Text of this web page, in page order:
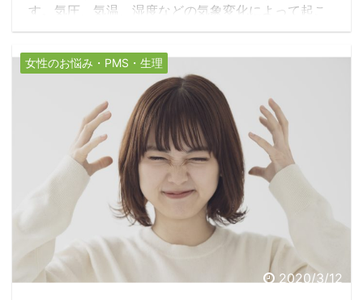
す。気圧、気温、湿度などの気象変化によって起こ
る不調。湿度が急激に上昇すると自律神経のバラン
スが乱れ、体調を崩しやすくなります。梅雨の時期
は体調や気分の優れない日が続いたり、肩こりや首
こりがひどくなるといった不調をお持ちの方も多い
と思います。身体にとって気象変化は、大きなスト
レスになります。特に季節の変化の影響を女性は受
けやすく、女性の方が男性よりも多いそうです。ど
うしたら症状を出にくくすることができるのか？そ
のポイントは、生活習慣の見直しとセルフケアにあ
るかもしれません。
女性のお悩み・PMS・生理
2020/3/12